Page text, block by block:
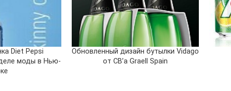
Diet Pepsi
моды в Нью-
Обновленный дизайн бутылки Vidago
от CB’a Graell Spain